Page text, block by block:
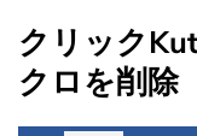
クリック
クロを削除